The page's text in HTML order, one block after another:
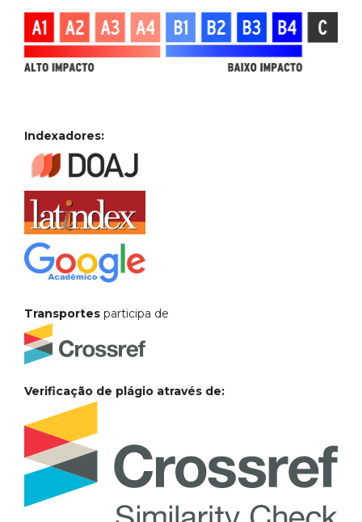
Indexadores:
Transportes participa de
Verificação de plágio através de: